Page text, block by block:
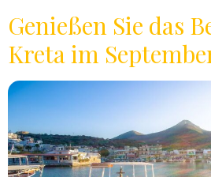
Genießen Sie das
Kreta im